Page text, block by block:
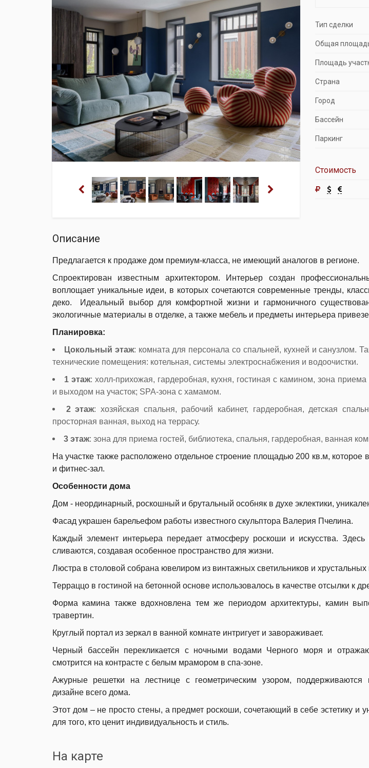
Продажа особняков
Помещения свободного
Тип сделки
Общая
Площадь
Страна
Город
Бассейн
Паркинг
Стоимость
Описание
Предлагается к продаже дом премиум-класса, не имеющий аналогов в регионе.
Спроектирован известным архитектором. Интерьер создан
воплощает уникальные идеи, в которых сочетаются современные тренды,
деко. Идеальный выбор для комфортной жизни и гармоничного
экологичные материалы в отделке, а также мебель и предметы интерьера
Планировка:
Цокольный этаж: комната для персонала со спальней, кухней и санузлом.
технические помещения: котельная, системы электроснабжения и водоочистки.
1 этаж: холл-прихожая, гардеробная, кухня, гостиная с камином, зона
и выходом на участок; SPA-зона с хамамом.
2 этаж: хозяйская спальня, рабочий кабинет, гардеробная, детская
просторная ванная, выход на террасу.
3 этаж: зона для приема гостей, библиотека, спальня, гардеробная, ванная
На участке также расположено отдельное строение площадью 200 кв.м,
и фитнес-зал.
Особенности дома
Дом - неординарный, роскошный и брутальный особняк в духе эклектики,
Фасад украшен барельефом работы известного скульптора Валерия Пчелина.
Каждый элемент интерьера передает атмосферу роскоши и искусства.
сливаются, создавая особенное пространство для жизни.
Люстра в столовой собрана ювелиром из винтажных светильников и хрустальных
Терраццо в гостиной на бетонной основе использовалось в качестве отсылки к
Форма камина также вдохновлена тем же периодом архитектуры, камин
травертин.
Круглый портал из зеркал в ванной комнате интригует и завораживает.
Черный бассейн перекликается с ночными водами Черного моря и
смотрится на контрасте с белым мрамором в спа-зоне.
Ажурные решетки на лестнице с геометрическим узором, поддерживаются
дизайне всего дома.
Этот дом – не просто стены, а предмет роскоши, сочетающий в себе эстетику и
для того, кто ценит индивидуальность и стиль.
На карте